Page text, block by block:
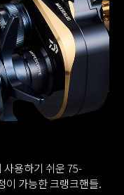
사용하기 쉬운 75-
이 가능한 크랭크핸들.